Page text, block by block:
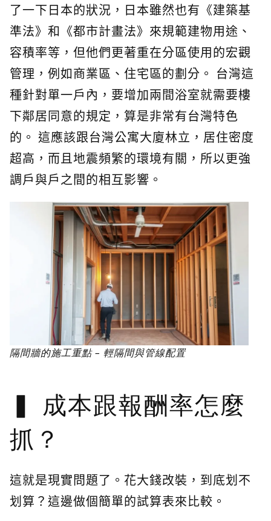
了一下日本的狀況，日本雖然也有《建築基
準法》和《都市計畫法》來規範建物用途、
容積率等，但他們更著重在分區使用的宏觀
管理，例如商業區、住宅區的劃分。 台灣這
種針對單一戶內，要增加兩間浴室就需要樓
下鄰居同意的規定，算是非常有台灣特色
的。 這應該跟台灣公寓大廈林立，居住密度
超高，而且地震頻繁的環境有關，所以更強
調戶與戶之間的相互影響。
隔間牆的施工重點 – 輕隔間與管線配置
成本跟報酬率怎麼
抓？
這就是現實問題了。花大錢改裝，到底划不
划算？這邊做個簡單的試算表來比較。